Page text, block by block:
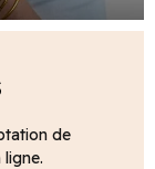
de